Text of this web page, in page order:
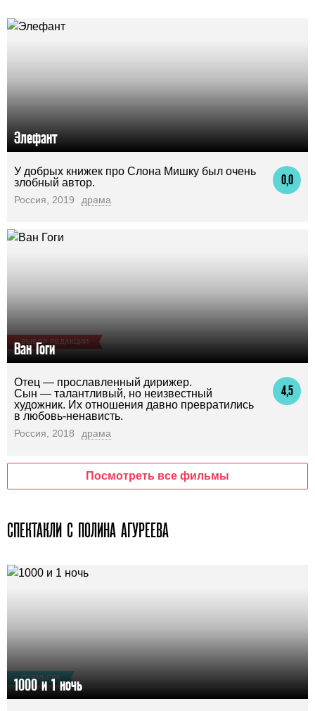
Элефант
0,0
У добрых книжек про Слона Мишку был очень
злобный автор.
Россия, 2019 драма
ВЫБОР РЕДАКЦИИ
Ван Гоги
4,5
Отец — прославленный дирижер.
Сын — талантливый, но неизвестный
художник. Их отношения давно превратились
в любовь-ненависть.
Россия, 2018 драма
Посмотреть все фильмы
СПЕКТАКЛИ С ПОЛИНА АГУРЕЕВА
ПРЕМЬЕРА
1000 и 1 ночь